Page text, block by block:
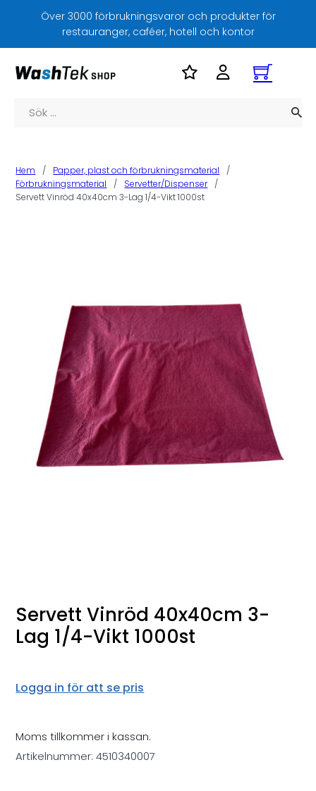
Över 3000 förbrukningsvaror och produkter för
restauranger, caféer, hotell och kontor
Sök
Hem / Papper, plast och förbrukningsmaterial
/
Förbrukningsmaterial
/ Servetter/Dispenser
/
Servett Vinröd 40x40cm 3-Lag 1/4-Vikt 1000st
Servett Vinröd 40x40cm 3-
Lag 1/4-Vikt 1000st
Logga in för att se pris
Moms tillkommer i kassan.
Artikelnummer:4510340007